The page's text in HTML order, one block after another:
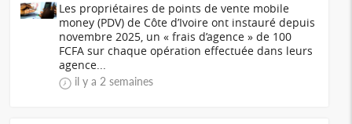
Les propriétaires de points de vente mobile
money (PDV) de Côte d’Ivoire ont instauré depuis
novembre 2025, un « frais d’agence » de 100
FCFA sur chaque opération effectuée dans leurs
agence...
il y a 2 semaines